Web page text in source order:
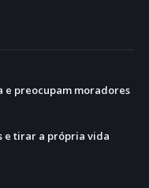
e preocupam moradores
e tirar a própria vida